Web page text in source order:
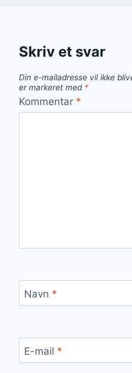
Skriv et svar
Din e-mailadresse vil ikke
er markeret med *
Kommentar *
Navn *
E-mail *